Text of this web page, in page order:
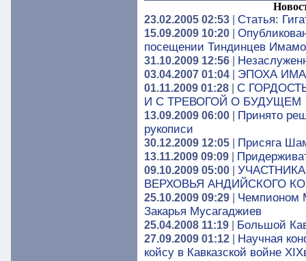
23.02.2005 02:53
Статья:
15.09.2009 10:20
посещении Тиндинцев
31.10.2009 12:56
03.04.2007 01:04 ЭПОХА
01.11.2009 01:28
С
И С ТРЕВОГОЙ О БУДУЩЕМ
13.09.2009 06:00
Принято
рукописи
30.12.2009 12:05 Присяга
13.11.2009 09:09
09.10.2009 05:00
ВЕРХОВЬЯ АНДИЙСКОГО
25.10.2009 09:29
Чемпионом
Закарья Мусагаджиев
25.04.2008 11:19 Большой
27.09.2009 01:12
Научная
койсу в Кавказской войне